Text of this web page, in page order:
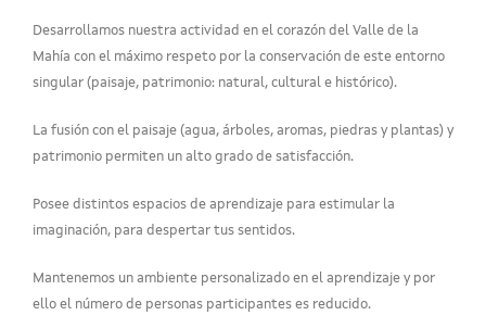
Desarrollamos nuestra actividad en el corazón del Valle de la
Mahía con el máximo respeto por la conservación de este entorno
singular (paisaje, patrimonio: natural, cultural e histórico).
La fusión con el paisaje (agua, árboles, aromas, piedras y plantas) y
patrimonio permiten un alto grado de satisfacción.
Posee distintos espacios de aprendizaje para estimular la
imaginación, para despertar tus sentidos.
Mantenemos un ambiente personalizado en el aprendizaje y por
ello el número de personas participantes es reducido.